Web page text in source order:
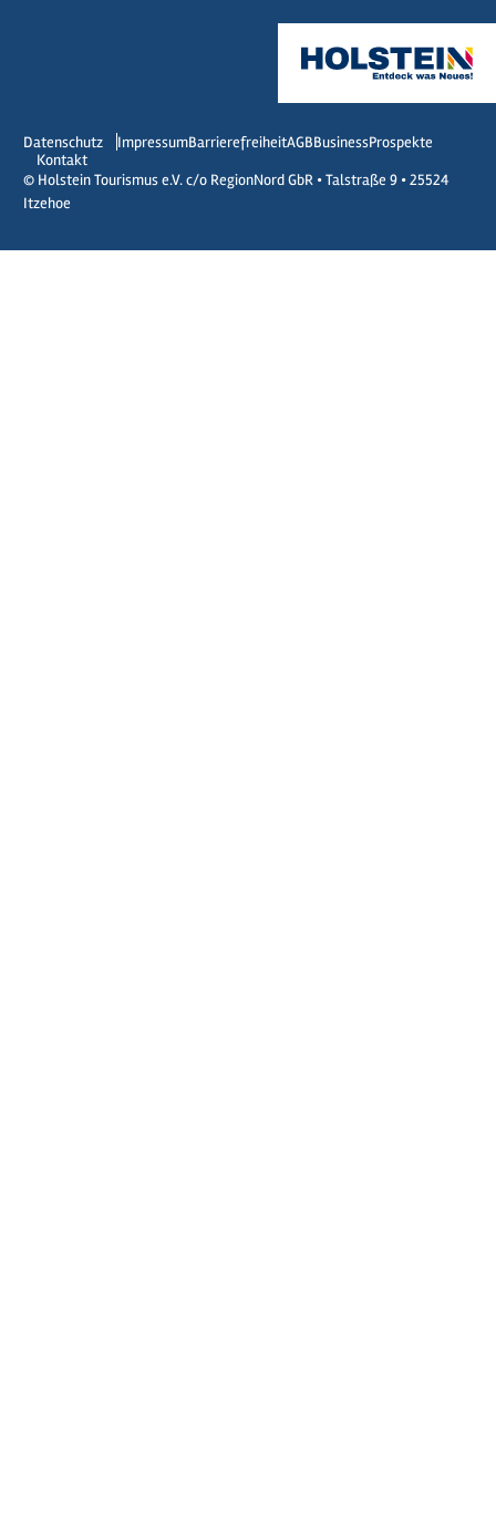
Datenschutz ImpressumBarrierefreiheitAGBBusinessProspekte
Kontakt
© Holstein Tourismus e.V. c/o RegionNord GbR • Talstraße 9 • 25524
Itzehoe